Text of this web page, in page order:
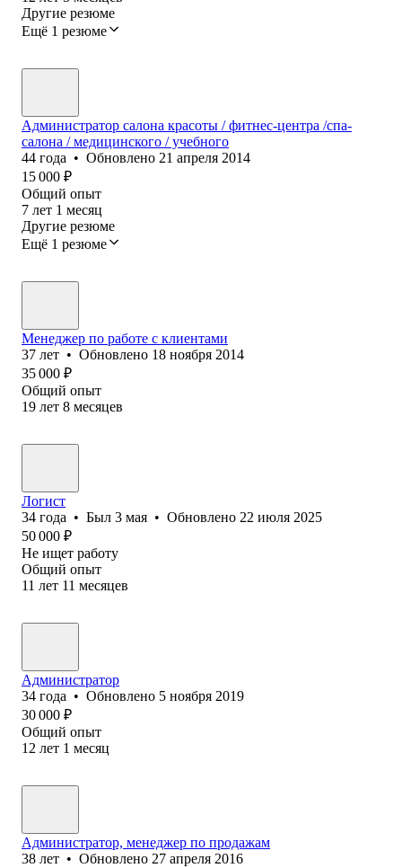
Другие резюме
Ещё 1 резюме
Администратор салона красоты / фитнес-центра /спа-
салона / медицинского / учебного
44 года • Обновлено 21 апреля 2014
15 000 ₽
Общий опыт
7 лет 1 месяц
Другие резюме
Ещё 1 резюме
Менеджер по работе с клиентами
37 лет • Обновлено 18 ноября 2014
35 000 ₽
Общий опыт
19 лет 8 месяцев
Логист
34 года • Был 3 мая • Обновлено 22 июля 2025
50 000 ₽
Не ищет работу
Общий опыт
11 лет 11 месяцев
Администратор
34 года • Обновлено 5 ноября 2019
30 000 ₽
Общий опыт
12 лет 1 месяц
Администратор, менеджер по продажам
38 лет • Обновлено 27 апреля 2016